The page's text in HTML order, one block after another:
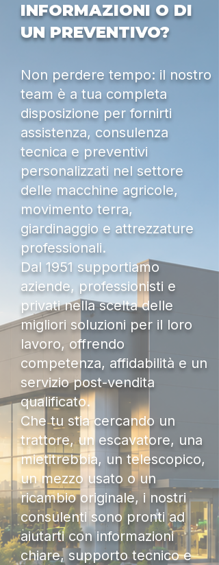
INFORMAZIONI O DI
UN PREVENTIVO?
Non perdere tempo: il nostro
team è a tua completa
disposizione per fornirti
assistenza, consulenza
tecnica e preventivi
personalizzati nel settore
delle macchine agricole,
movimento terra,
giardinaggio e attrezzature
professionali.
Dal 1951 supportiamo
aziende, professionisti e
privati nella scelta delle
migliori soluzioni per il loro
lavoro, offrendo
competenza, affidabilità e un
servizio post-vendita
qualificato.
Che tu stia cercando un
trattore, un escavatore, una
mietitrebbia, un telescopico,
un mezzo usato o un
ricambio originale, i nostri
consulenti sono pronti ad
aiutarti con informazioni
chiare, supporto tecnico e